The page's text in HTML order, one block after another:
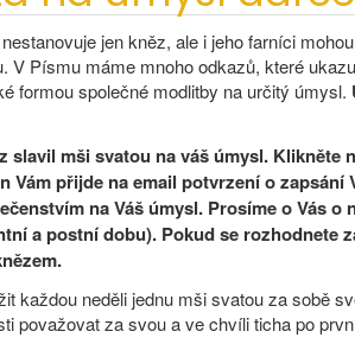
jen kněz, ale i jeho farníci
V Písmu máme mnoho odkazů, které
formou společné modlitby na určitý úmysl.
mši svatou na váš úmysl. Klikněte
přijde na email potvrzení o zapsání
na Váš úmysl. Prosíme o Vás o
a postní dobu). Pokud se rozhodnete
každou neděli jednu mši svatou za sobě
považovat za svou a ve chvíli ticha po